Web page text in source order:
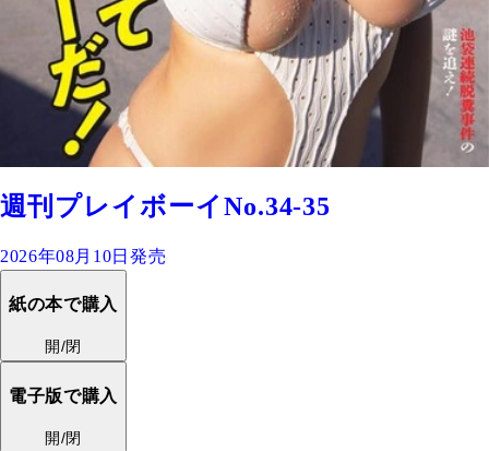
週刊プレイボーイNo.34-35
2026年08月10日発売
紙の本で購入
開/閉
電子版で購入
開/閉